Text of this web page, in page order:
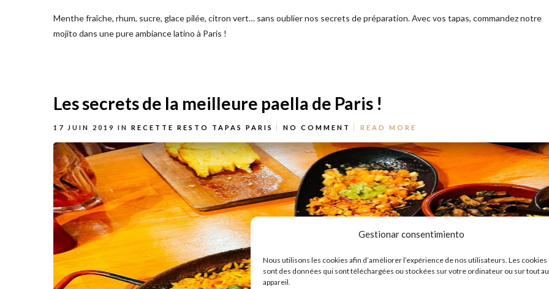
Gestionar consentimiento
Nous utilisons les cookies afin d’améliorer l’expérience de nos utilisateurs. Les cookies
sont des données qui sont téléchargées ou stockées sur votre ordinateur ou sur tout
appareil.
Menthe fraîche, rhum, sucre, glace pilée, citron vert… sans oublier nos secrets de préparation. Avec vos tapas, commandez notre
mojito dans une pure ambiance latino à Paris !
Les secrets de la meilleure paella de Paris !
17 JUIN 2019 IN RECETTE RESTO TAPAS PARIS NO COMMENT READ MORE